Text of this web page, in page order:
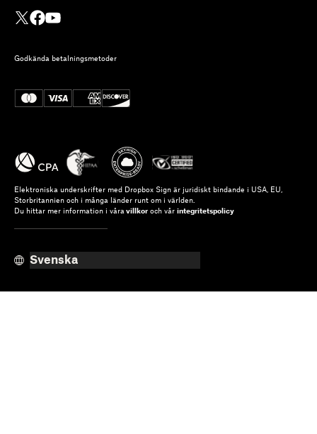
Godkända betalningsmetoder
Elektroniska underskrifter med Dropbox Sign är juridiskt bindande i USA, EU,
Storbritannien och i många länder runt om i världen.
Du hittar mer information i våra villkor och vår integritetspolicy